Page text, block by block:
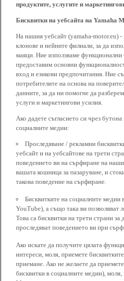
продуктите, услугите и
Бисквитки на уебсайта на Yamaha
На нашия уебсайт (yamaha-motor.eu) -
клонове и нейните филиали, за да
маяци. Ние използваме
предоставим основни
вход и езикови предпочитания. Ние
потребителите на основа на
данните, за да ни помогне да
услуги и маркетингови усилия.
Ако дадете съгласието си чрез
социалните медии:
Проследяване / рекламни
уебсайт и на уебсайтове на трети
поведението ви на сърфиране на
вашата кошница за пазаруване, и
такова поведение на сърфиране.
Бисквитките на социалните медии
YouTube), а също така ви позволяват
Това са бисквитки на трети страни
проследяват поведението ви при
Ако искате да получите цялата
интереси, моля, приемете
приемане. Ако не желаете да
бисквитки в социалните медии),